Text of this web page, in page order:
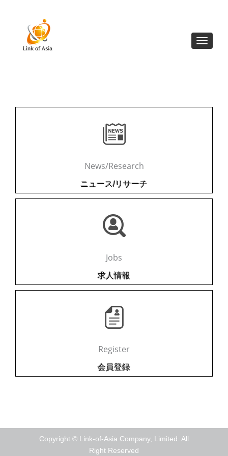
Toggle
News/Research
ニュース/リサーチ
Jobs
​求人情報
Register
​会員登録
Copyright © Link-of-Asia Company, Limited. All
Right Reserved